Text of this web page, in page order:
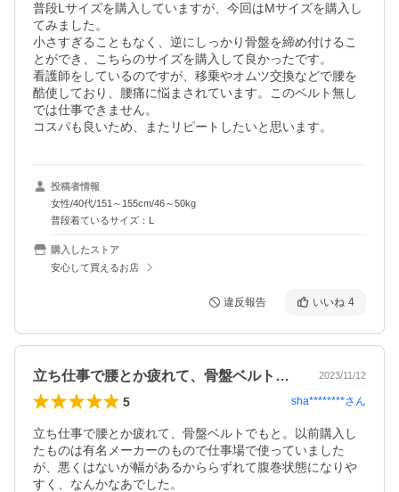
普段Lサイズを購入していますが、今回はMサイズを購入し
てみました。
小さすぎることもなく、逆にしっかり骨盤を締め付けるこ
とができ、こちらのサイズを購入して良かったです。
看護師をしているのですが、移乗やオムツ交換などで腰を
酷使しており、腰痛に悩まされています。このベルト無し
では仕事できません。
コスパも良いため、またリピートしたいと思います。
投稿者情報
女性/40代/151～155cm/46～50kg
普段着ているサイズ：L
購入したストア
安心して買えるお店
違反報告 いいね 4
立ち仕事で腰とか疲れて、骨盤ベルトでも… 2023/11/12
5 sha********さん
立ち仕事で腰とか疲れて、骨盤ベルトでもと。以前購入し
たものは有名メーカーのもので仕事場で使っていました
が、悪くはないが幅があるかららずれて腹巻状態になりや
すく、なんかなあでした。